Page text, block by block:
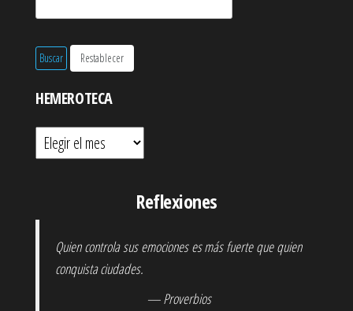
HEMEROTECA
Hemeroteca
Reflexiones
Quien controla sus emociones es más fuerte que quien
conquista ciudades.
— Proverbios